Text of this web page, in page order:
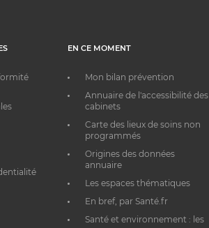
EN CE MOMENT
Mon bilan prévention
Annuaire de l'accessibilité des
cabinets
Carte des lieux de soins non
programmés
Origines des données
annuaire
Les espaces thématiques
En bref, par Santé.fr
Santé et environnement : les